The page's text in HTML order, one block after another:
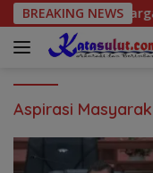
Langsung
ke
konten
BREAKING NEWS
Warga,
Aspirasi